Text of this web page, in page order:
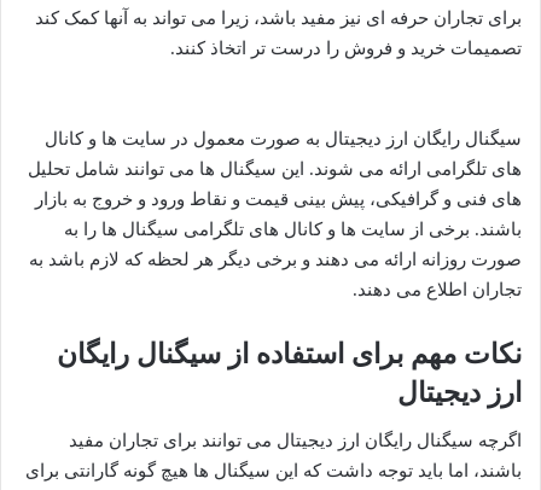
برای تجاران حرفه ای نیز مفید باشد، زیرا می تواند به آنها کمک کند
تصمیمات خرید و فروش را درست تر اتخاذ کنند.
سیگنال رایگان ارز دیجیتال به صورت معمول در سایت ها و کانال
های تلگرامی ارائه می شوند. این سیگنال ها می توانند شامل تحلیل
های فنی و گرافیکی، پیش بینی قیمت و نقاط ورود و خروج به بازار
باشند. برخی از سایت ها و کانال های تلگرامی سیگنال ها را به
صورت روزانه ارائه می دهند و برخی دیگر هر لحظه که لازم باشد به
تجاران اطلاع می دهند.
نکات مهم برای استفاده از سیگنال رایگان
ارز دیجیتال
اگرچه سیگنال رایگان ارز دیجیتال می توانند برای تجاران مفید
باشند، اما باید توجه داشت که این سیگنال ها هیچ گونه گارانتی برای